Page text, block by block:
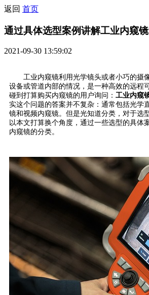
返回 首页
通过具体选型案例讲解工业内窥
2021-09-30 13:59:02
工业内窥镜利用光学镜头或者小巧的摄
设备或管道内部的情况，是一种高效的远程
碰到打算购买内窥镜的用户询问： 工业内窥
实这个问题的答案并不复杂：通常包括光学
镜和视频内窥镜。但是光知道分类，对于选
以本文打算换个角度，通过一些选型的具体
内窥镜的分类。